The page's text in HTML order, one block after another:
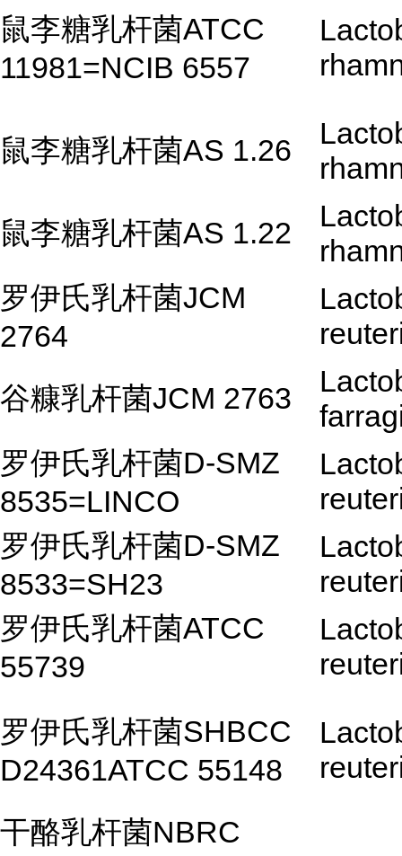
鼠李糖乳杆菌ATCC
11981=NCIB 6557
鼠李糖乳杆菌AS 1.26
鼠李糖乳杆菌AS 1.22
罗伊氏乳杆菌JCM
2764
谷糠乳杆菌JCM 2763
罗伊氏乳杆菌D-SMZ
8535=LINCO
罗伊氏乳杆菌D-SMZ
8533=SH23
罗伊氏乳杆菌ATCC
55739
罗伊氏乳杆菌SHBCC
D24361ATCC 55148
干酪乳杆菌NBRC